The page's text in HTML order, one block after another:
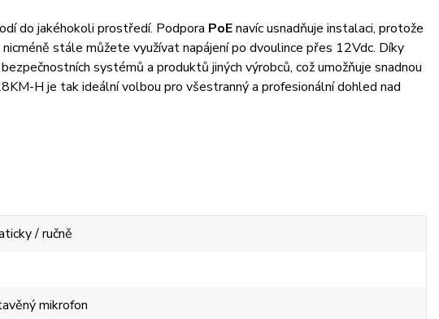
do jakéhokoli prostředí. Podpora PoEnavíc usnadňuje instalaci, protože
stále můžete využívat napájení po dvoulince přes 12Vdc. Díky
systémů a produktů jiných výrobců, což umožňuje snadnou
H je tak ideální volbou pro všestranný a profesionální dohled nad
/ ručně
mikrofon